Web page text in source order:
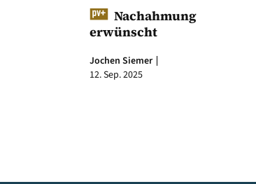
Nachahmung
erwünscht
Jochen Siemer
12. Sep. 2025